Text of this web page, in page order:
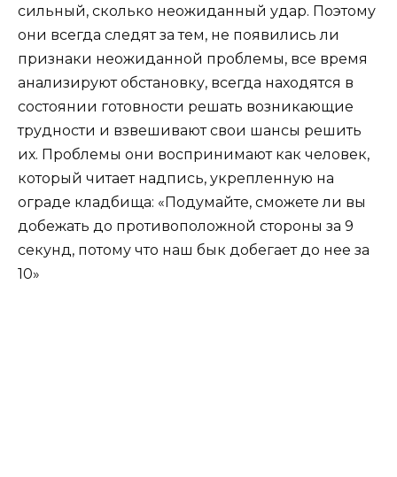
сильный, сколько неожиданный удар. Поэтому
они всегда следят за тем, не появились ли
признаки неожиданной проблемы, все время
анализируют обстановку, всегда находятся в
состоянии готовности решать возникающие
трудности и взвешивают свои шансы решить
их. Проблемы они воспринимают как человек,
который читает надпись, укрепленную на
ограде кладбища: «Подумайте, сможете ли вы
добежать до противоположной стороны за 9
секунд, потому что наш бык добегает до нее за
10»